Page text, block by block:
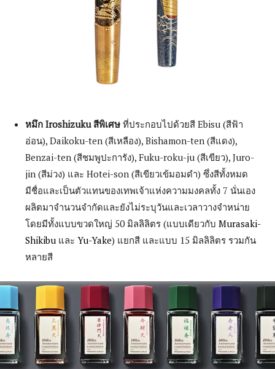
หมึก Iroshizuku สีพิเศษ ที่ประกอบไปด้วยสี Ebisu (สีฟ้า
อ่อน), Daikoku-ten (สีเหลือง), Bishamon-ten (สีแดง),
Benzai-ten (สีชมพูปะการัง), Fuku-roku-ju (สีเขียว), Juro-
jin (สีม่วง) และ Hotei-son (สีเขียวเข้มอมดำ) ซึ่งสีทั้งหมด
มีชื่อและเป็นตัวแทนของเทพเจ้าแห่งความมงคลทั้ง 7 นั่นเอง
ผลิตมาจำนวนจำกัดและยังไม่ระบุวันและเวลาวางจำหน่าย
โดยมีทั้งแบบขวดใหญ่ 50 มิลลิลิตร (แบบเดียวกับ Murasaki-
Shikibu และ Yu-Yake) แยกสี และแบบ 15 มิลลิลิตร รวมกัน
หลายสี